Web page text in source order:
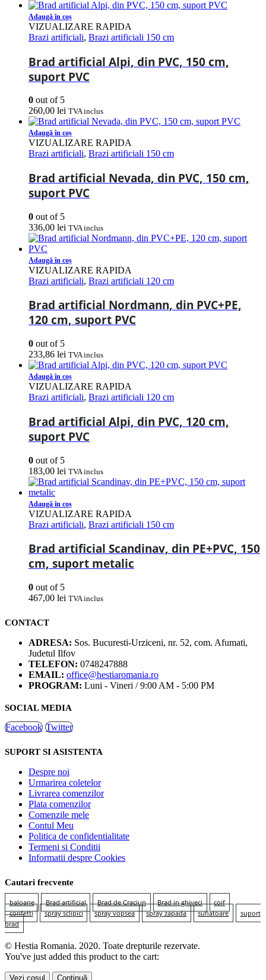
Adaugă în coș
VIZUALIZARE RAPIDA
Brazi artificiali, Brazi artificiali 150 cm
Brad artificial Alpi, din PVC, 150 cm,
suport PVC
0 out of 5
260,00 lei TVA inclus
Adaugă în coș
VIZUALIZARE RAPIDA
Brazi artificiali, Brazi artificiali 150 cm
Brad artificial Nevada, din PVC, 150 cm,
suport PVC
0 out of 5
336,00 lei TVA inclus
Adaugă în coș
VIZUALIZARE RAPIDA
Brazi artificiali, Brazi artificiali 120 cm
Brad artificial Nordmann, din PVC+PE,
120 cm, suport PVC
0 out of 5
233,86 lei TVA inclus
Adaugă în coș
VIZUALIZARE RAPIDA
Brazi artificiali, Brazi artificiali 120 cm
Brad artificial Alpi, din PVC, 120 cm,
suport PVC
0 out of 5
183,00 lei TVA inclus
Adaugă în coș
VIZUALIZARE RAPIDA
Brazi artificiali, Brazi artificiali 150 cm
Brad artificial Scandinav, din PE+PVC, 150
cm, suport metalic
0 out of 5
467,00 lei TVA inclus
CONTACT
ADRESA: Sos. Bucuresti-Urziceni, nr. 52, com. Afumati,
Judetul Ilfov
TELEFON: 0748247888
EMAIL: office@hestiaromania.ro
PROGRAM: Luni - Vineri / 9:00 AM - 5:00 PM
SOCIAL MEDIA
Facebook Twitter
SUPORT SI ASISTENTA
Despre noi
Urmarirea coletelor
Livrarea comenzilor
Plata comenzilor
Comenzile mele
Contul Meu
Politica de confidentialitate
Termeni si Conditii
Informatii despre Cookies
Cautari frecvente
baloane Brad artificial Brad de Craciun Brad in ghiveci
coif
confetti
spray sclipici spray vopsea spray zapada suflatoare
suport
brad
© Hestia Romania. 2020. Toate drepturile rezervate.
You've just added this product to the cart:
Vezi coșul Continuă